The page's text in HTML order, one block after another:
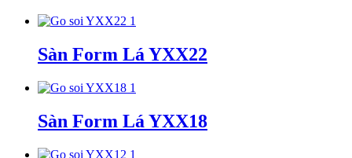
Sàn Form Lá YXX22
Sàn Form Lá YXX18